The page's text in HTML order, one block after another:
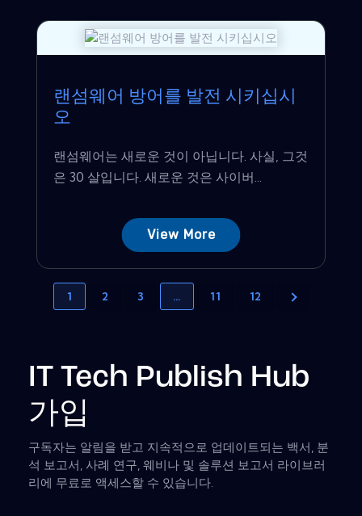
랜섬웨어 방어를 발전 시키십시
오
랜섬웨어는 새로운 것이 아닙니다. 사실, 그것
은 30 살입니다. 새로운 것은 사이버...
View More
1 2 3 … 11 12
IT Tech Publish Hub
가입
구독자는 알림을 받고 지속적으로 업데이트되는 백서, 분
석 보고서, 사례 연구, 웨비나 및 솔루션 보고서 라이브러
리에 무료로 액세스할 수 있습니다.